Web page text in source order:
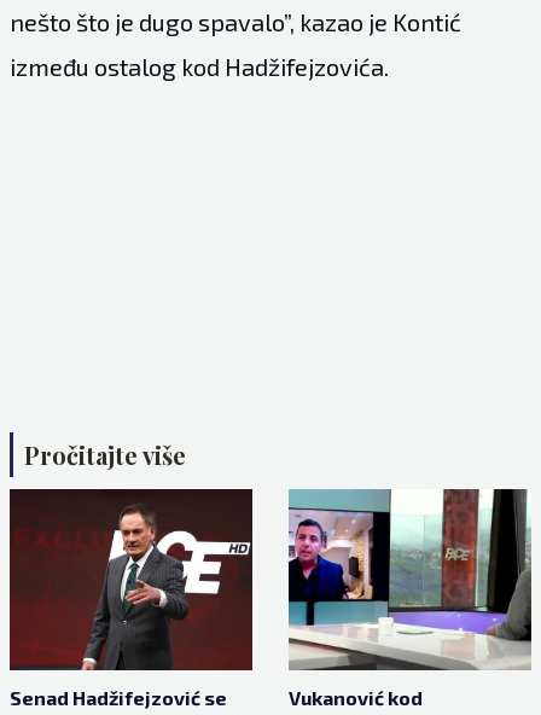
nešto što je dugo spavalo”, kazao je Kontić
između ostalog kod Hadžifejzovića.
Pročitajte više
Senad Hadžifejzović se
Vukanović kod